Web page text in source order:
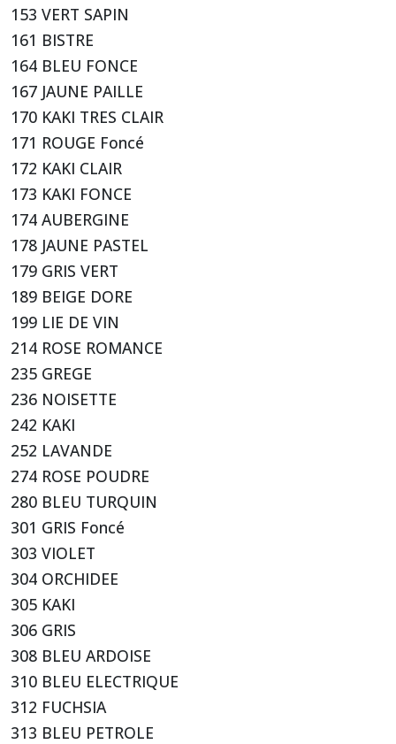
153 VERT SAPIN
161 BISTRE
164 BLEU FONCE
167 JAUNE PAILLE
170 KAKI TRES CLAIR
171 ROUGE Foncé
172 KAKI CLAIR
173 KAKI FONCE
174 AUBERGINE
178 JAUNE PASTEL
179 GRIS VERT
189 BEIGE DORE
199 LIE DE VIN
214 ROSE ROMANCE
235 GREGE
236 NOISETTE
242 KAKI
252 LAVANDE
274 ROSE POUDRE
280 BLEU TURQUIN
301 GRIS Foncé
303 VIOLET
304 ORCHIDEE
305 KAKI
306 GRIS
308 BLEU ARDOISE
310 BLEU ELECTRIQUE
312 FUCHSIA
313 BLEU PETROLE